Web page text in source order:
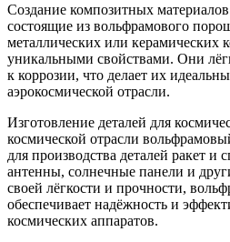
Создание композитных
состоящие из вольфрамового
металлических или керамических
уникальными свойствами. Они
к коррозии, что делает их
аэрокосмической отрасли.
Изготовление деталей для
космической отрасли
для производства деталей ракет и
антенны, солнечные панели и
своей лёгкости и прочности,
обеспечивает надёжность и
космических аппаратов.